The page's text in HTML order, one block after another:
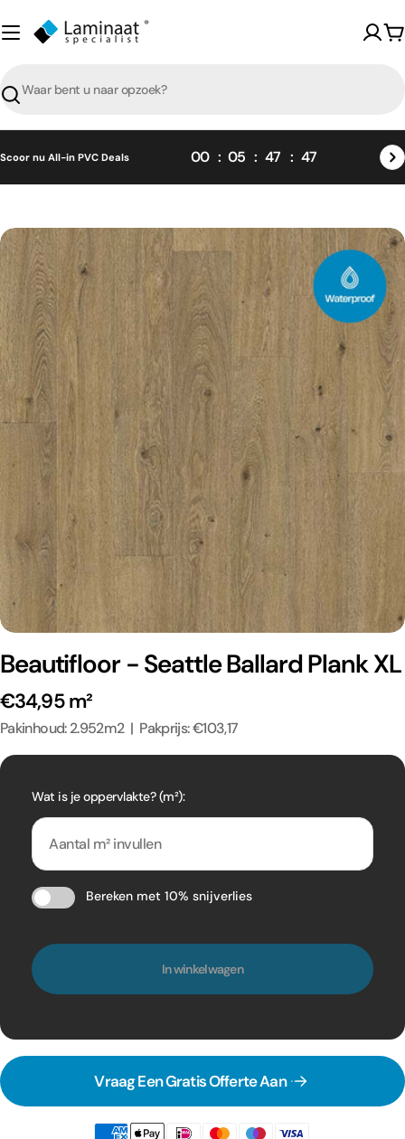
naar
content
Zoeken
Scoor nu All-in PVC Deals 00 05 47 46
Skip
naar
product
informatie
Beautifloor - Seattle Ballard Plank XL
€34,95 m²
Pakinhoud: 2.952m2 | Pakprijs: €103,17
Wat is je oppervlakte? (m²):
Bereken met 10% snijverlies
In winkelwagen
Vraag Een Gratis Offerte Aan